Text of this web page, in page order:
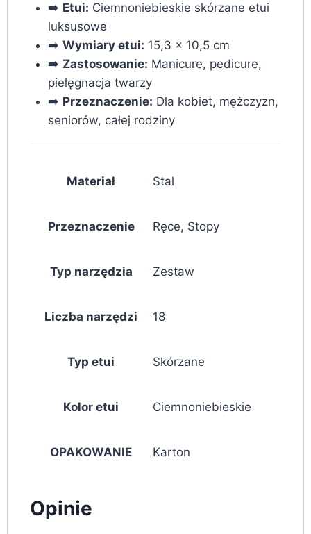
➡️ Etui: Ciemnoniebieskie skórzane etui
luksusowe
➡️ Wymiary etui: 15,3 x 10,5 cm
➡️ Zastosowanie: Manicure, pedicure,
pielęgnacja twarzy
➡️ Przeznaczenie: Dla kobiet, mężczyzn,
seniorów, całej rodziny
Materiał Stal
Przeznaczenie Ręce, Stopy
Typ narzędzia Zestaw
Liczba narzędzi 18
Typ etui Skórzane
Kolor etui Ciemnoniebieskie
OPAKOWANIE Karton
Opinie